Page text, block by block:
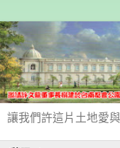
讓我們許這片土地愛